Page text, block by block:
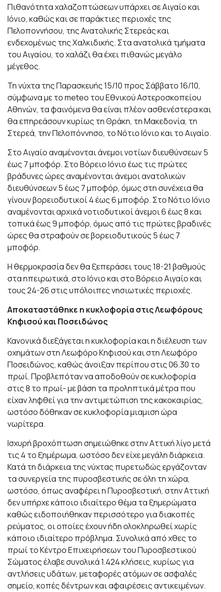
Πιθανότητα χαλαζοπτώσεων υπάρχει σε Αιγαίο και
Ιόνιο, καθώς και σε παράκτιες περιοχές της
Πελοποννήσου, της Ανατολικής Στερεάς και
ενδεχομένως της Χαλκιδικής. Στα ανατολικά τμήματα
του Αιγαίου, το χαλάζι θα έχει πιθανώς μεγάλο
μέγεθος.
Τη νύχτα της Παρασκευής 15/10 προς Σάββατο 16/10,
σύμφωνα με το meteo του Εθνικού Αστεροσκοπείου
Αθηνών, τα φαινόμενα θα είναι πλέον ασθενέστερα και
θα επηρεάσουν κυρίως τη Θράκη, τη Μακεδονία, τη
Στερεά, την Πελοπόννησο, το Νότιο Ιόνιο και το Αιγαίο.
Στο Αιγαίο αναμένονται άνεμοι νοτίων διευθύνσεων 5
έως 7 μποφόρ. Στο Βόρειο Ιόνιο έως τις πρώτες
βράδυνες ώρες αναμένονται άνεμοι ανατολικών
διευθύνσεων 5 έως 7 μποφόρ, όμως στη συνέχεια θα
γίνουν βορειοδυτικοί 4 έως 6 μποφόρ. Στο Νότιο Ιόνιο
αναμένονται αρχικά νοτιοδυτικοί άνεμοι 6 έως 8 και
τοπικά έως 9 μποφόρ, όμως από τις πρώτες βραδινές
ώρες θα στραφούν σε βορειοδυτικούς 5 έως 7
μποφόρ.
Η θερμοκρασία δεν θα ξεπεράσει τους 18-21 βαθμούς
στα ηπειρωτικά, στο Ιόνιο και στο Βόρειο Αιγαίο και
τους 24-26 στις υπόλοιπες νησιωτικές περιοχές.
Αποκαταστάθηκε η κυκλοφορία στις Λεωφόρους
Κηφισού και Ποσειδώνος
Κανονικά διεξάγεται η κυκλοφορία και η διέλευση των
οχημάτων στη Λεωφόρο Κηφισού και στη Λεωφόρο
Ποσειδώνος, καθώς άνοιξαν περίπου στις 06.30 το
πρωί. Προβλεπόταν να αποδοθούν σε κυκλοφορία
στις 8 το πρωί- με βάση τα προληπτικά μέτρα που
είχαν ληφθεί για την αντιμετώπιση της κακοκαιρίας,
ωστόσο δόθηκαν σε κυκλοφορία μιαμιση ώρα
νωρίτερα.
Ισχυρή βροχόπτωση σημειώθηκε στην Αττική λίγο μετά
τις 4 το ξημέρωμα, ωστόσο δεν είχε μεγάλη διάρκεια.
Κατά τη διάρκεια της νύχτας πυρετωδώς εργάζονταν
τα συνεργεία της πυροσβεστικής σε όλη τη χώρα,
ωστόσο, όπως αναφέρει η Πυροσβεστική, στην Αττική
δεν υπήρχε κάποιο ιδιαίτερο θέμα τα ξημερώματα
καθώς ειδοποιήθηκαν περισσότερο για διακοπές
ρεύματος, οι οποίες έχουν ήδη ολοκληρωθεί χωρίς
κάποιο ιδιαίτερο πρόβλημα. Συνολικά από χθες το
πρωί το Κέντρο Επιχειρήσεων του Πυροσβεστικού
Σώματος έλαβε συνολικά 1.424 κλήσεις, κυρίως για
αντλήσεις υδάτων, μεταφορές ατόμων σε ασφαλές
σημείο, κοπές δέντρων και αφαιρέσεις αντικειμένων.